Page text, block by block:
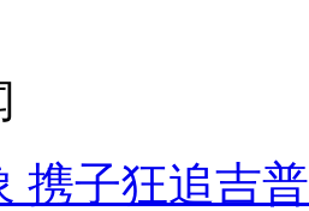
携子狂追吉